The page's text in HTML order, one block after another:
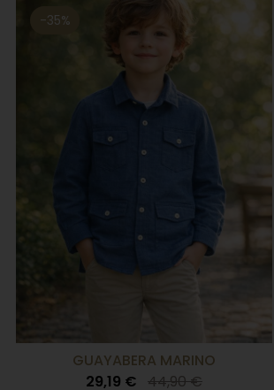
-35%
GUAYABERA MARINO
29,19 € 44,90 €